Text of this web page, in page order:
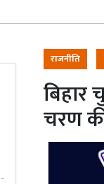
राजनीति
चरण